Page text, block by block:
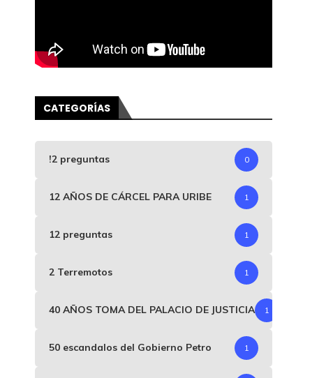
CATEGORÍAS
!2 preguntas 0
12 AÑOS DE CÁRCEL PARA URIBE 1
12 preguntas 1
2 Terremotos 1
40 AÑOS TOMA DEL PALACIO DE JUSTICIA 1
50 escandalos del Gobierno Petro 1